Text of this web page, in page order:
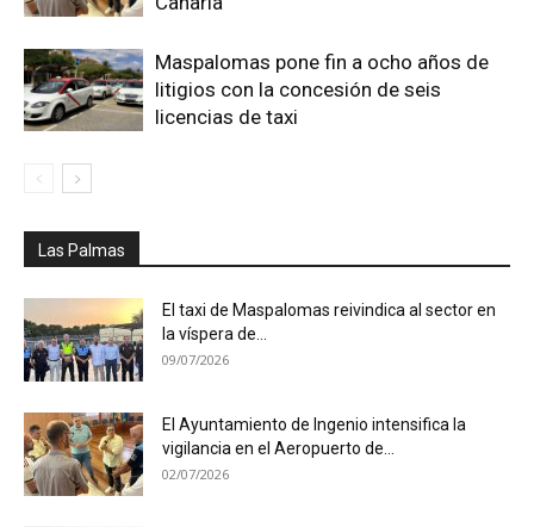
Maspalomas pone fin a ocho años de
litigios con la concesión de seis
licencias de taxi
Las Palmas
El taxi de Maspalomas reivindica al sector en
la víspera de...
09/07/2026
El Ayuntamiento de Ingenio intensifica la
vigilancia en el Aeropuerto de...
02/07/2026